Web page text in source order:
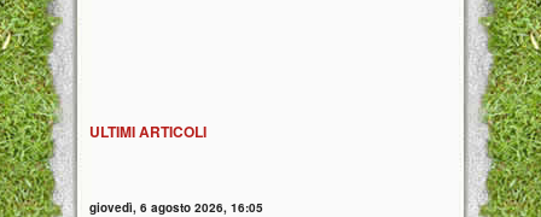
ULTIMI ARTICOLI
giovedì, 6 agosto 2026, 16:05